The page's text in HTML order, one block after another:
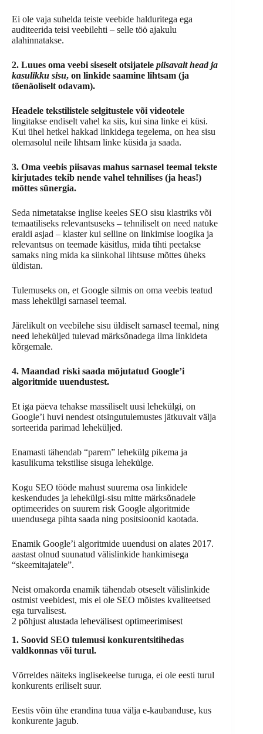
Ei ole vaja suhelda teiste veebide halduritega ega
auditeerida teisi veebilehti – selle töö ajakulu
alahinnatakse.
2. Luues oma veebi siseselt otsijatele piisavalt head ja
kasulikku sisu, on linkide saamine lihtsam (ja
tõenäoliselt odavam).
Headele tekstilistele selgitustele või videotele
lingitakse endiselt vahel ka siis, kui sina linke ei küsi.
Kui ühel hetkel hakkad linkidega tegelema, on hea sisu
olemasolul neile lihtsam linke küsida ja saada.
3. Oma veebis piisavas mahus sarnasel teemal tekste
kirjutades tekib nende vahel tehnilises (ja heas!)
mõttes sünergia.
Seda nimetatakse inglise keeles SEO sisu klastriks või
temaatiliseks relevantsuseks – tehniliselt on need natuke
eraldi asjad – klaster kui selline on linkimise loogika ja
relevantsus on teemade käsitlus, mida tihti peetakse
samaks ning mida ka siinkohal lihtsuse mõttes üheks
üldistan.
Tulemuseks on, et Google silmis on oma veebis teatud
mass lehekülgi sarnasel teemal.
Järelikult on veebilehe sisu üldiselt sarnasel teemal, ning
need leheküljed tulevad märksõnadega ilma linkideta
kõrgemale.
4. Maandad riski saada mõjutatud Google’i
algoritmide uuendustest.
Et iga päeva tehakse massiliselt uusi lehekülgi, on
Google’i huvi nendest otsingutulemustes jätkuvalt välja
sorteerida parimad leheküljed.
Enamasti tähendab “parem” lehekülg pikema ja
kasulikuma tekstilise sisuga lehekülge.
Kogu SEO tööde mahust suurema osa linkidele
keskendudes ja lehekülgi-sisu mitte märksõnadele
optimeerides on suurem risk Google algoritmide
uuendusega pihta saada ning positsioonid kaotada.
Enamik Google’i algoritmide uuendusi on alates 2017.
aastast olnud suunatud välislinkide hankimisega
“skeemitajatele”.
Neist omakorda enamik tähendab otseselt välislinkide
ostmist veebidest, mis ei ole SEO mõistes kvaliteetsed
ega turvalisest.
2 põhjust alustada lehevälisest optimeerimisest
1. Soovid SEO tulemusi konkurentsitihedas
valdkonnas või turul.
Võrreldes näiteks inglisekeelse turuga, ei ole eesti turul
konkurents eriliselt suur.
Eestis võin ühe erandina tuua välja e-kaubanduse, kus
konkurente jagub.